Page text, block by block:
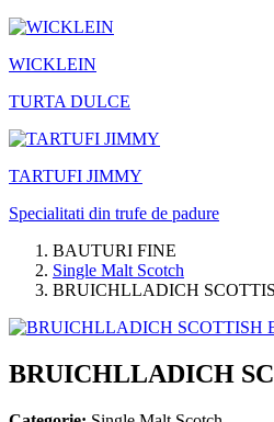
WICKLEIN
TURTA DULCE
TARTUFI JIMMY
Specialitati din trufe de padure
BAUTURI FINE
Single Malt Scotch
BRUICHLLADICH
BRUICHLLADICH